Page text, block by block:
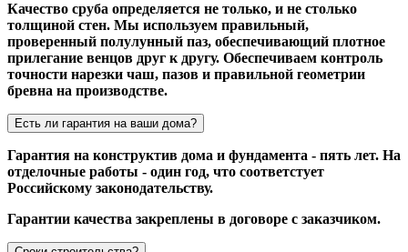
Качество сруба определяется не только, и не столько
толщиной стен. Мы используем правильный,
проверенный полулунный паз, обеспечивающий плотное
прилегание венцов друг к другу. Обеспечиваем контроль
точности нарезки чаш, пазов и правильной геометрии
бревна на производстве.
Есть ли гарантия на ваши дома?
Гарантия на конструктив дома и фундамента - пять лет. На
отделочные работы - один год, что соответстует
Российскому законодательству.
Гарантии качества закреплены в договоре с заказчиком.